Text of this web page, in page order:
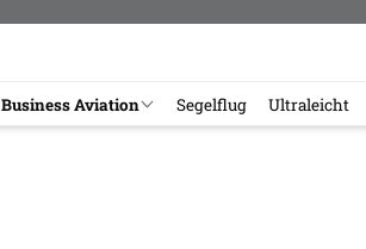
Business Aviation Segelflug Ultraleicht